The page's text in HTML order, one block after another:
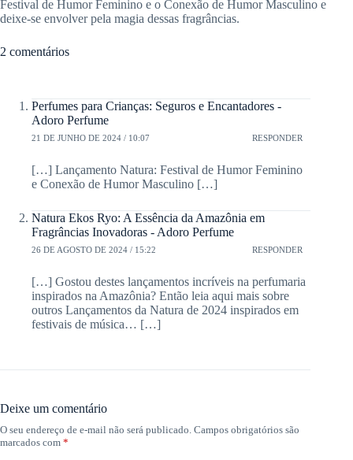
Festival de Humor Feminino e o Conexão de Humor Masculino e
deixe-se envolver pela magia dessas fragrâncias.
2 comentários
Perfumes para Crianças: Seguros e Encantadores -
Adoro Perfume
21 DE JUNHO DE 2024 / 10:07 RESPONDER
[…] Lançamento Natura: Festival de Humor Feminino
e Conexão de Humor Masculino […]
Natura Ekos Ryo: A Essência da Amazônia em
Fragrâncias Inovadoras - Adoro Perfume
26 DE AGOSTO DE 2024 / 15:22 RESPONDER
[…] Gostou destes lançamentos incríveis na perfumaria
inspirados na Amazônia? Então leia aqui mais sobre
outros Lançamentos da Natura de 2024 inspirados em
festivais de música… […]
Deixe um comentário
O seu endereço de e-mail não será publicado. Campos obrigatórios são
marcados com *